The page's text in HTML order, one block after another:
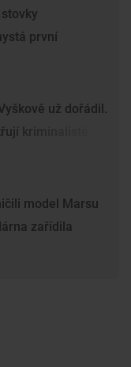
první
už dořádil.
kriminalisté
model Marsu
zařídila